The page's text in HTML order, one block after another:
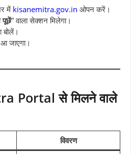
में kisanemitra.gov.in ओपन करें।
पूछें” वाला सेक्शन मिलेगा।
बोलें।
जाएगा।
Portal से मिलने वाले
विवरण